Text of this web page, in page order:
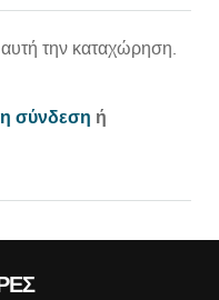
την καταχώρηση.
σύνδεση ή